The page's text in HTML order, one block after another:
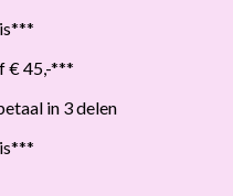
€ 45,-***
in 3 delen